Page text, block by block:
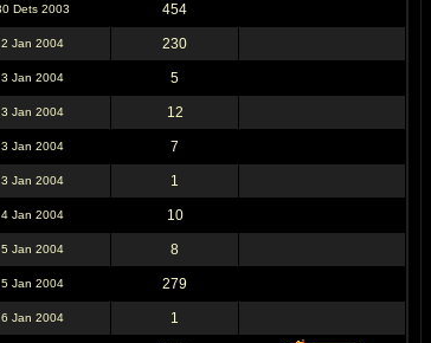
Dets 2003 454
2 Jan 2004 230
3 Jan 2004 5
3 Jan 2004 12
3 Jan 2004 7
3 Jan 2004 1
4 Jan 2004 10
5 Jan 2004 8
5 Jan 2004 279
6 Jan 2004 1